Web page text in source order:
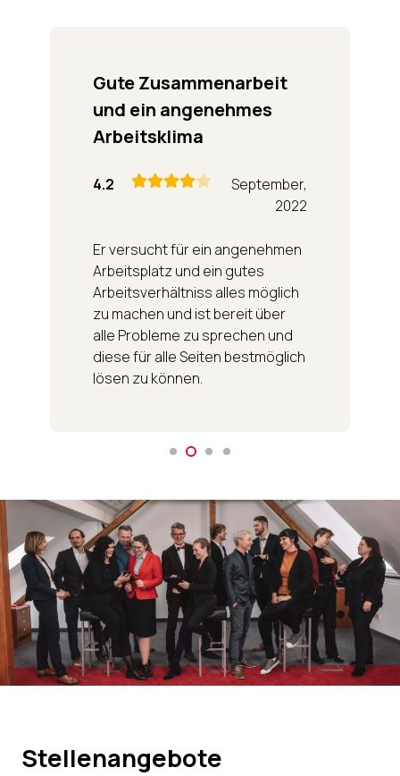
Gute Zusammenarbeit
und ein angenehmes
Arbeitsklima
4.2
September,
2022
Er versucht für ein angenehmen
Arbeitsplatz und ein gutes
Arbeitsverhältniss alles möglich
zu machen und ist bereit über
alle Probleme zu sprechen und
diese für alle Seiten bestmöglich
lösen zu können.
Stellenangebote